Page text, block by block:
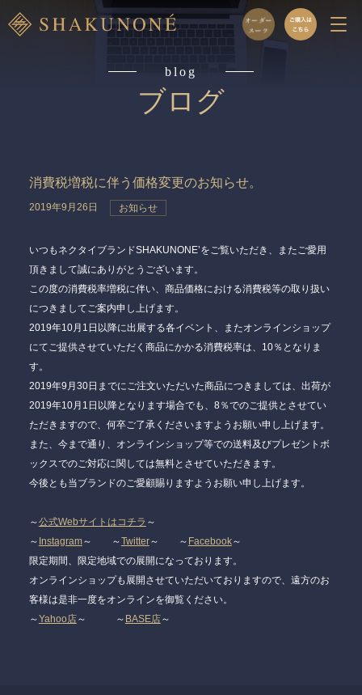
blog
ブログ
消費税増税に伴う価格変更のお知らせ。
2019年9月26日 お知らせ
いつもネクタイブランドSHAKUNONE’をご覧いただき、またご愛用
頂きまして誠にありがとうございます。
この度の消費税率増税に伴い、商品価格における消費税等の取り扱い
につきましてご案内申し上げます。
2019年10月1日以降に出展する各イベント、またオンラインショップ
にてご提供させていただく商品にかかる消費税率は、10％となりま
す。
2019年9月30日までにご注文いただいた商品につきましては、出荷が
2019年10月1日以降となります場合でも、8％でのご提供とさせてい
ただきますので、何卒ご了承くださいますようお願い申し上げます。
また、今まで通り、オンラインショップ等での送料及びプレゼントボ
ックスでのご対応に関しては無料とさせていただきます。
今後とも当ブランドのご愛顧賜りますようお願い申し上げます。
～公式Webサイトはコチラ ～
～ Instagram～ ～Twitter～ ～ Facebook～
限定期間、限定地域での展開になっております。
オンラインショップも展開させていただいておりますので、遠方のお
客様は是非一度をオンラインを御覧ください。
～Yahoo店～ ～ BASE店～